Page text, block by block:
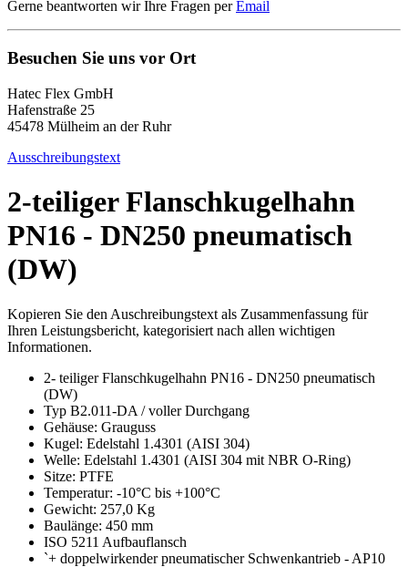
Gerne beantworten wir Ihre Fragen perEmail
Besuchen Sie uns vor Ort
Hatec Flex GmbH
Hafenstraße 25
45478 Mülheim an der Ruhr
Ausschreibungstext
2-teiliger Flanschkugelhahn
PN16 - DN250 pneumatisch
(DW)
Kopieren Sie den Auschreibungstext als Zusammenfassung für
Ihren Leistungsbericht, kategorisiert nach allen wichtigen
Informationen.
2- teiliger Flanschkugelhahn PN16 - DN250 pneumatisch
(DW)
Typ B2.011-DA / voller Durchgang
Gehäuse: Grauguss
Kugel: Edelstahl 1.4301 (AISI 304)
Welle: Edelstahl 1.4301 (AISI 304 mit NBR O-Ring)
Sitze: PTFE
Temperatur: -10°C bis +100°C
Gewicht: 257,0 Kg
Baulänge: 450 mm
ISO 5211 Aufbauflansch
`+ doppelwirkender pneumatischer Schwenkantrieb - AP10